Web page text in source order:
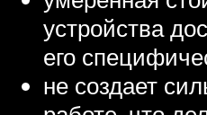
устройства
его
не создает